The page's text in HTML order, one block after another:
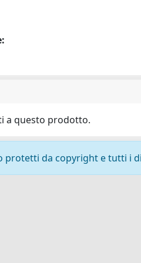
a questo prodotto.
protetti da copyright e tutti i